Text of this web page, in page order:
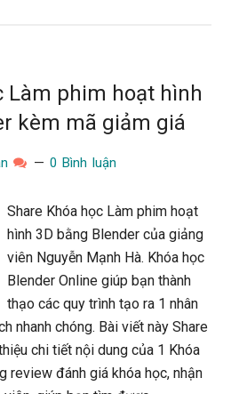
Làm phim hoạt hình
kèm mã giảm giá
0 Bình luận
Share Khóa học Làm phim hoạt
hình 3D bằng Blender của giảng
viên Nguyễn Mạnh Hà. Khóa học
Blender Online giúp bạn thành
thạo các quy trình tạo ra 1 nhân
nhanh chóng. Bài viết này Share
chi tiết nội dung của 1 Khóa
review đánh giá khóa học, nhận